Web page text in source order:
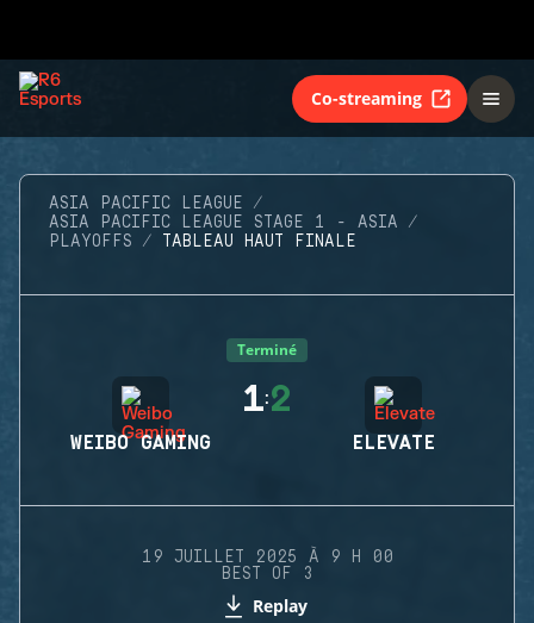
Co-streaming
ASIA PACIFIC LEAGUE
ASIA PACIFIC LEAGUE STAGE 1 - ASIA
PLAYOFFS
TABLEAU HAUT FINALE
Terminé
WEIBO GAMING
1:2
ELEVATE
19 JUILLET 2025 À 9 H 00
BEST OF 3
Replay